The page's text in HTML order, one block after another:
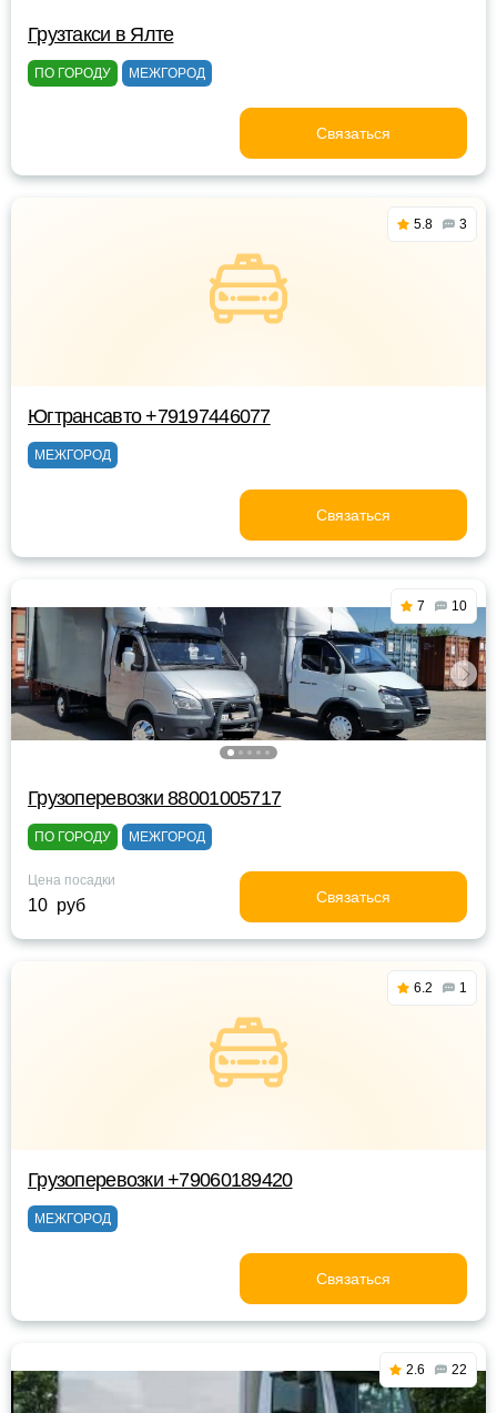
Грузтакси в Ялте
ПО ГОРОДУ МЕЖГОРОД
Связаться
5.8 3
Югтрансавто +79197446077
МЕЖГОРОД
Связаться
7 10
Грузоперевозки 88001005717
ПО ГОРОДУ МЕЖГОРОД
Цена посадки
10 руб Связаться
6.2 1
Грузоперевозки +79060189420
МЕЖГОРОД
Связаться
2.6 22